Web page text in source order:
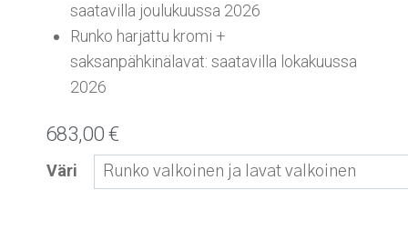
saatavilla joulukuussa 2026
Runko harjattu kromi +
saksanpähkinälavat: saatavilla lokakuussa
2026
683,00€
Väri